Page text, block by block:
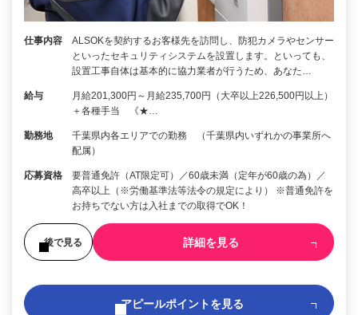
仕事内容
ALSOKを契約するお客様先を訪問し、防犯カメラやセンサー
といったセキュリティシステムを設置します。といっても、
設置工事自体は基本的に協力業者が行うため、あなた…
給与
月給201,300円～月給235,700円（大卒以上226,500円以上）
＋各種手当 《★…
勤務地
千葉県内各エリアでの勤務 （千葉県内いずれかの事業所へ
配属）
応募資格
要普通免許（AT限定可）／60歳未満（定年が60歳の為）／
高卒以上（※労働基準法等法令の規定により） ※普通免許を
お持ちでない方は入社までの取得でOK！
後で見る 詳細を見る
アピールポイントを見る